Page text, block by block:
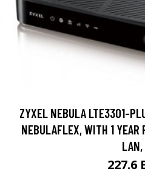
ZYXEL NEBULA LTE3301-
NEBULAFLEX, WITH 1 YEAR
LAN,
227.6